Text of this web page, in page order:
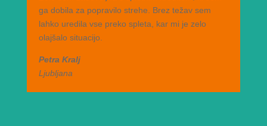
ga dobila za popravilo strehe. Brez težav sem
lahko uredila vse preko spleta, kar mi je zelo
olajšalo situacijo.
Petra Kralj
Ljubljana